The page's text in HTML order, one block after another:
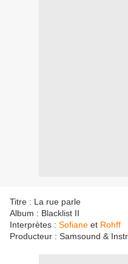
Titre : La rue parle
Album : Blacklist II
Interprètes : Sofiane et Rohff
Producteur : Samsound &